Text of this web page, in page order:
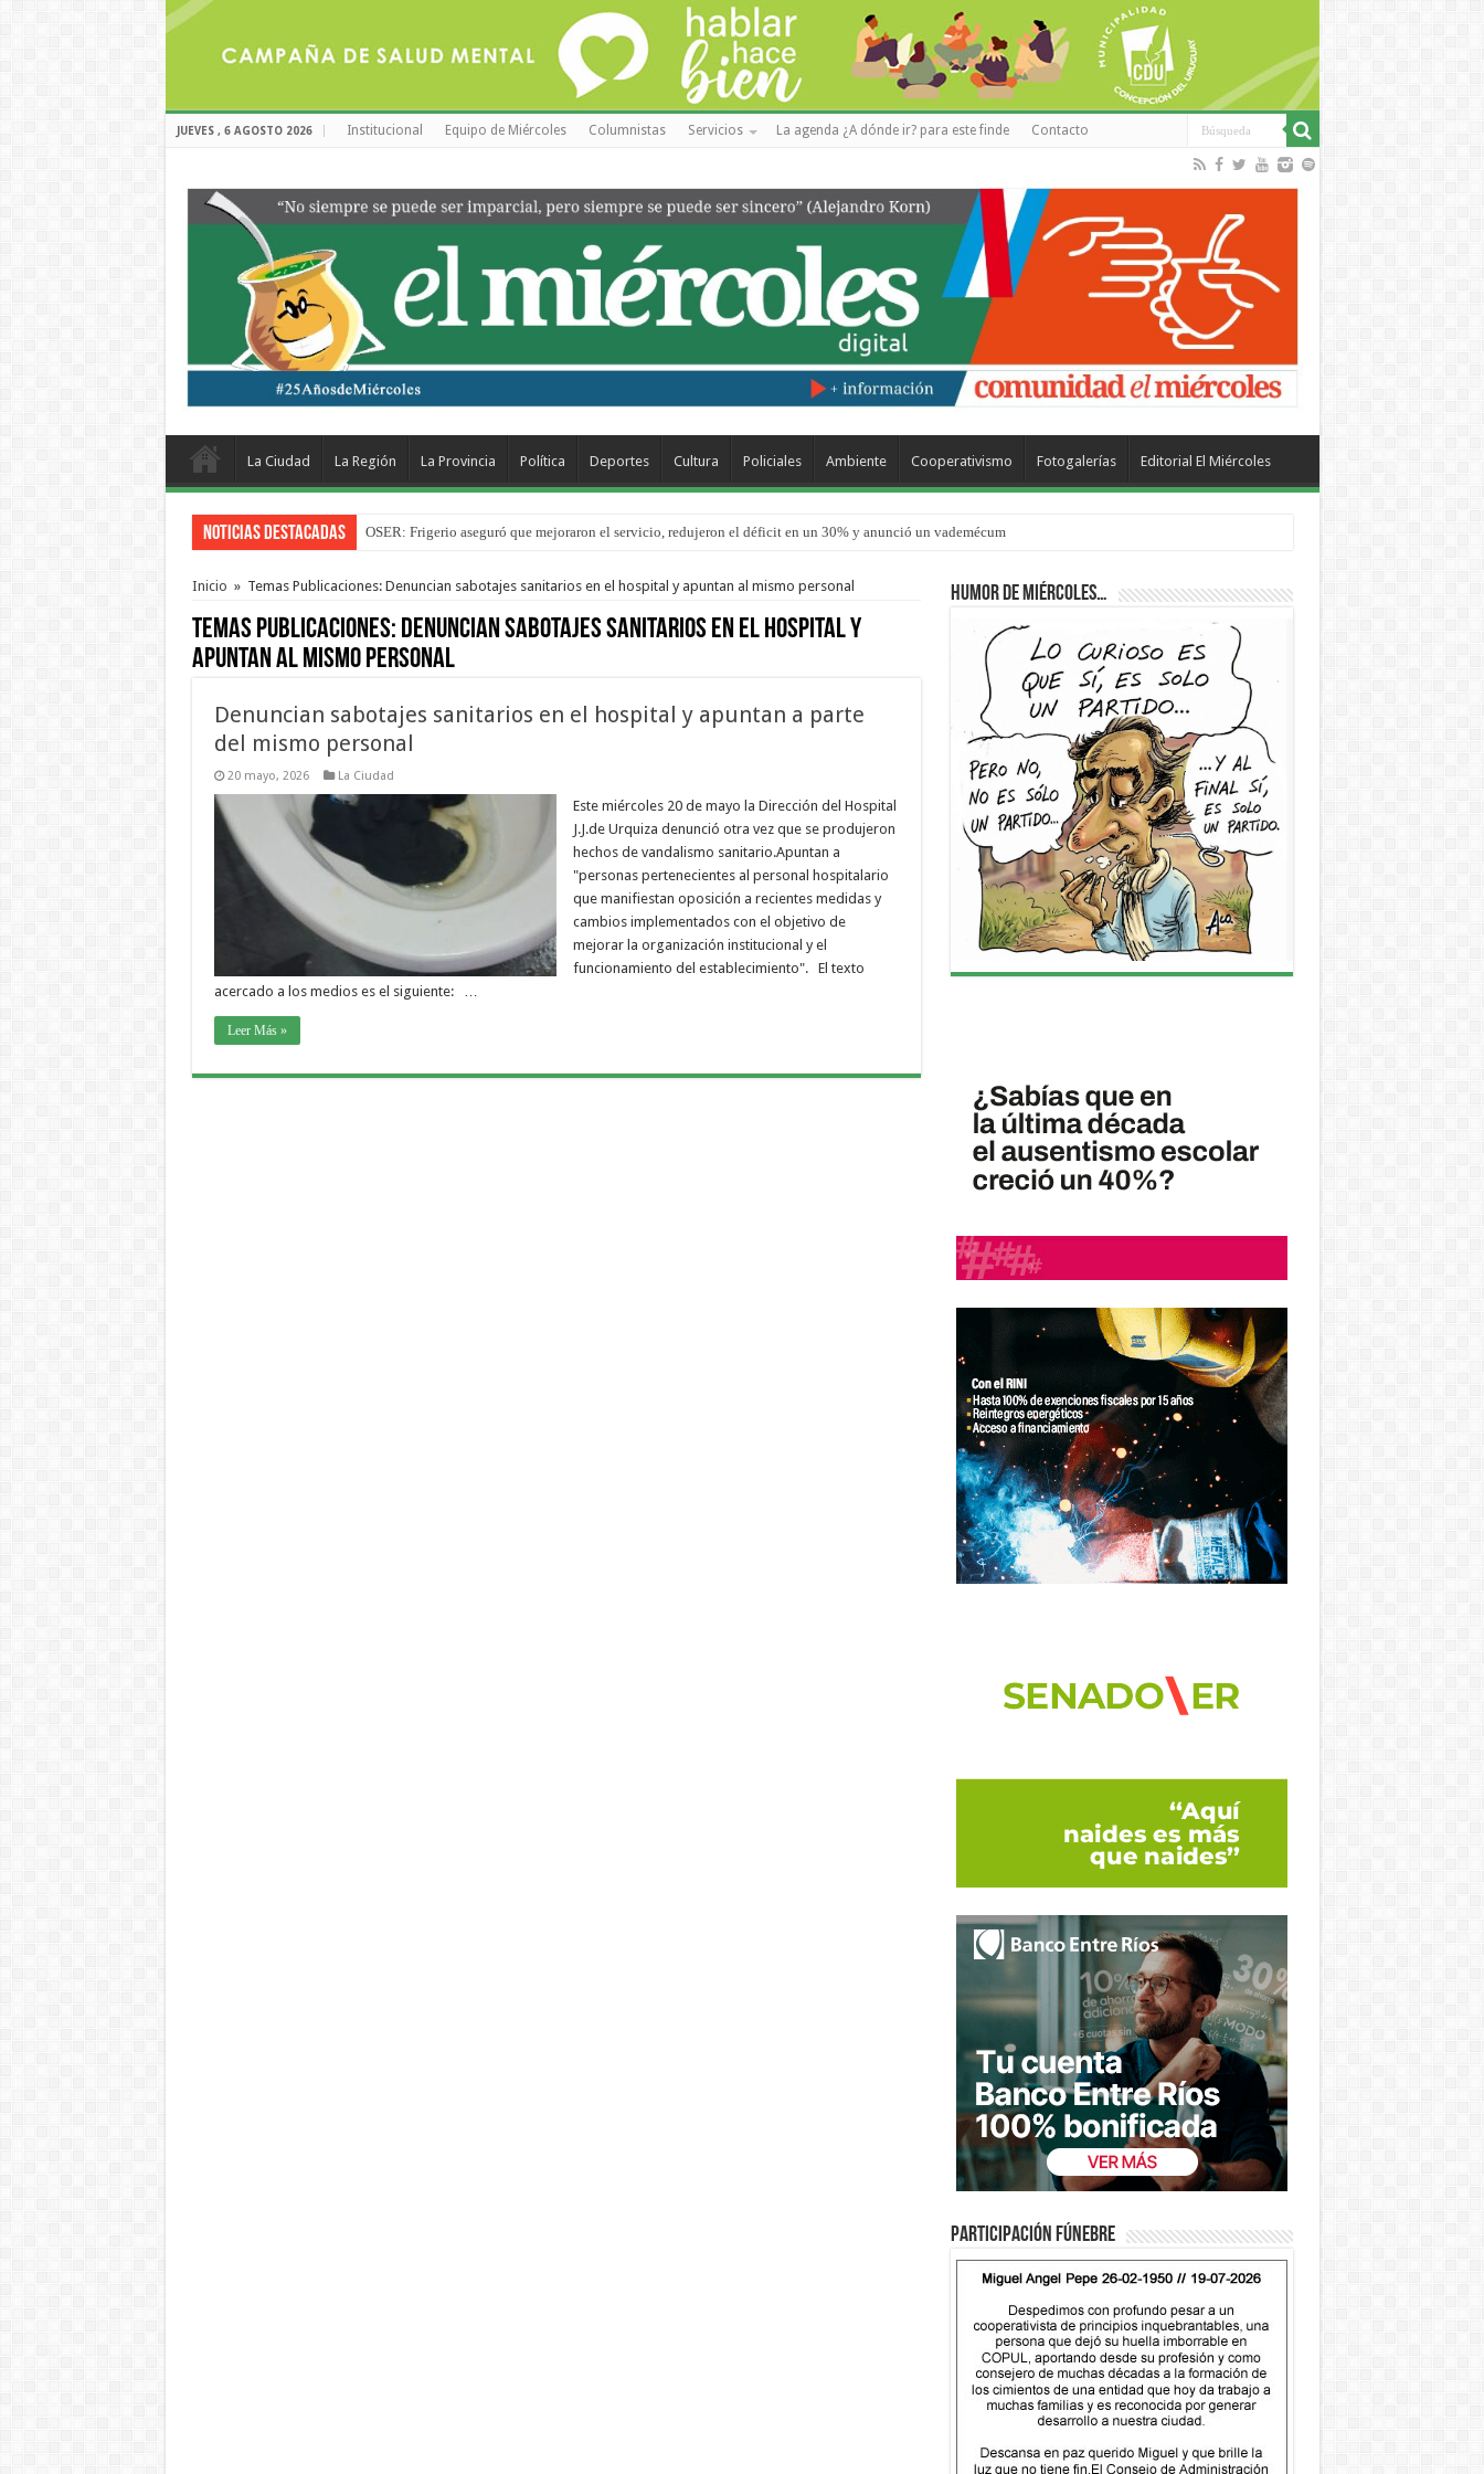
JUEVES , 6 AGOSTO 2026 Institucional Equipo de Miércoles Columnistas Servicios La agenda ¿A dónde ir? para este finde Contacto
La Ciudad La Región La Provincia Política Deportes Cultura Policiales Ambiente Cooperativismo Fotogalerías Editorial El Miércoles
Noticias Destacadas OSER: Frigerio aseguró que mejoraron el servicio, redujeron el déficit en un 30% y anunció un vademécum
La Justicia suspende los ultraprocesados en las viandas escolares de Entre Ríos
Inicio » Temas Publicaciones: Denuncian sabotajes sanitarios en el hospital y apuntan al mismo personal
Temas Publicaciones: Denuncian sabotajes sanitarios en el hospital y
apuntan al mismo personal
Denuncian sabotajes sanitarios en el hospital y apuntan a parte
del mismo personal
20 mayo, 2026 La Ciudad
Este miércoles 20 de mayo la Dirección del Hospital
J.J.de Urquiza denunció otra vez que se produjeron
hechos de vandalismo sanitario.Apuntan a
"personas pertenecientes al personal hospitalario
que manifiestan oposición a recientes medidas y
cambios implementados con el objetivo de
mejorar la organización institucional y el
funcionamiento del establecimiento". El texto
acercado a los medios es el siguiente: …
Leer Más »
Humor de Miércoles…
Participación fúnebre